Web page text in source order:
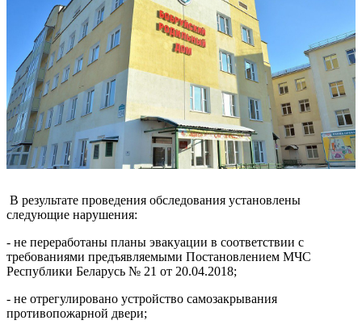
В результате проведения обследования установлены
следующие нарушения:
- не переработаны планы эвакуации в соответствии с
требованиями предъявляемыми Постановлением МЧС
Республики Беларусь № 21 от 20.04.2018;
- не отрегулировано устройство самозакрывания
противопожарной двери;